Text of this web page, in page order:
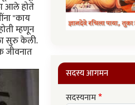
आले होते
"काय
म्हणून
सुरु केली.
जीवनात
सदस्य आगमन
सदस्यनाम